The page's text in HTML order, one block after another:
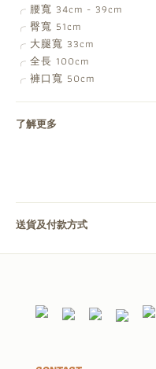
╭ 腰寬 34cm - 39cm
╭ 臀寬 51cm
╭ 大腿寬 33cm
╭ 全長 100cm
╭ 褲口寬 50cm
了解更多
送貨及付款方式